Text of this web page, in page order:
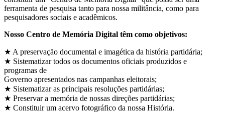
ferramenta de pesquisa tanto para nossa militância, como para
pesquisadores sociais e acadêmicos.
Nosso Centro de Memória Digital têm como objetivos:
★ A preservação documental e imagética da história partidária;
★ Sistematizar todos os documentos oficiais produzidos e
programas de
Governo apresentados nas campanhas eleitorais;
★ Sistematizar as principais resoluções partidárias;
★ Preservar a memória de nossas direções partidárias;
★ Constituir um acervo fotográfico da nossa História.